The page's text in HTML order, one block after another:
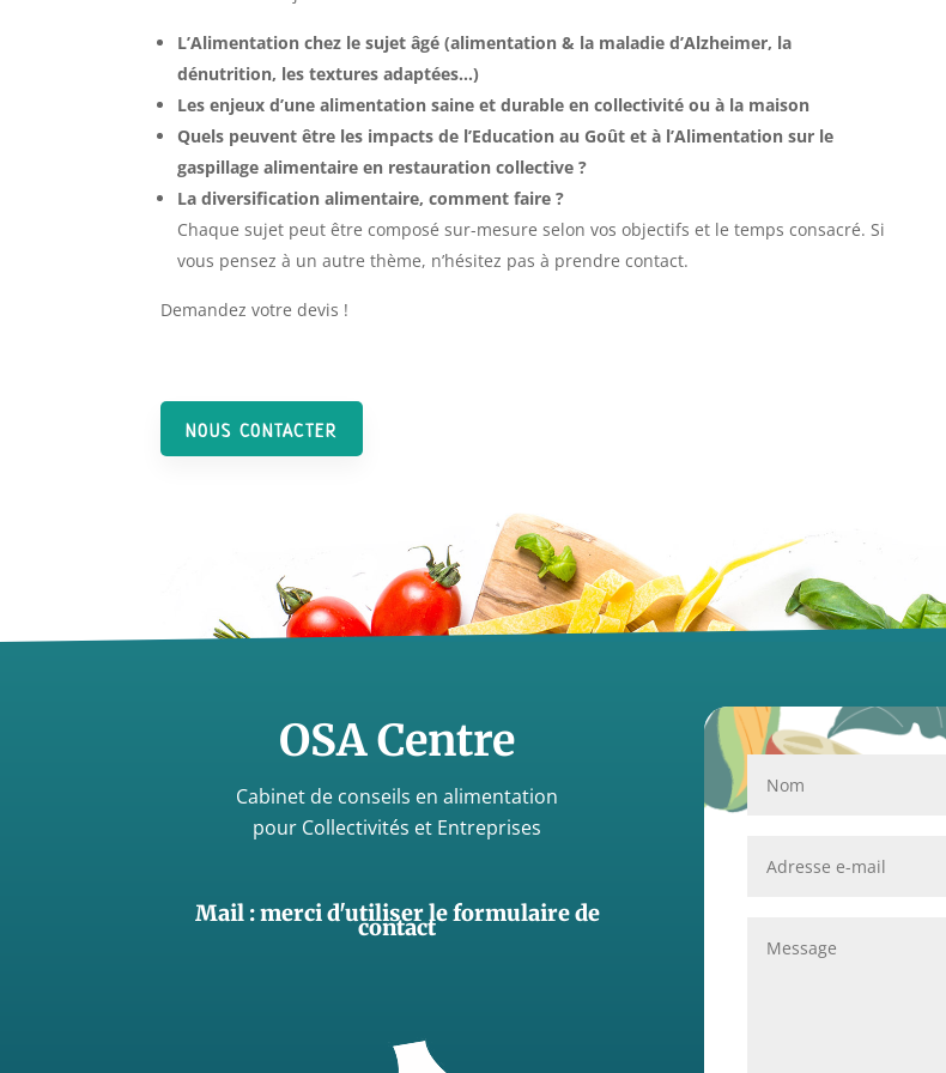
L’Alimentation chez le sujet âgé (alimentation & la maladie d’Alzheimer, la
dénutrition, les textures adaptées…)
Les enjeux d’une alimentation saine et durable en collectivité ou à la maison
Quels peuvent être les impacts de l’Education au Goût et à l’Alimentation sur le
gaspillage alimentaire en restauration collective ?
La diversification alimentaire, comment faire ?
Chaque sujet peut être composé sur-mesure selon vos objectifs et le temps consacré. Si
vous pensez à un autre thème, n’hésitez pas à prendre contact.
Demandez votre devis !
NOUS CONTACTER
OSA Centre
Cabinet de conseils en alimentation
pour Collectivités et Entreprises
Mail : merci d'utiliser le formulaire de
contact